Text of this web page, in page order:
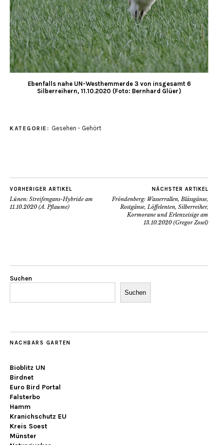
Ebenfalls nahe UN-Westhemmerde 3 von insgesamt 6
Silberreihern, 11.10.2020 (Foto: Bernhard Glüer)
KATEGORIE: Gesehen - Gehört
VORHERIGER ARTIKEL
Lünen: Streifengans-Hybride am
11.10.2020 (A. Pflaume)
NÄCHSTER ARTIKEL
Fröndenberg: Wasserrallen, Blässgänse,
Rostgänse, Löffelenten, Silberreiher,
Kormorane und Erlenzeisige am
13.10.2020 (Gregor Zosel)
Suchen
Suchen
NACHBARS GARTEN
Bioblitz UN
Birdnet
Euro Bird Portal
Falsterbo
Hamm
Kranichschutz EU
Kreis Soest
Münster